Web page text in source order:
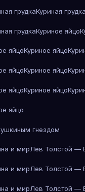
грудкаКуриная грудка
грудкаКуриное яйцо
яйцоКуриное яйцо
яйцоКуриное яйцо
яйцоКуриное яйцо
яйцо
гнездом
и мирЛев Толстой —
и мирЛев Толстой —
и мирЛев Толстой —